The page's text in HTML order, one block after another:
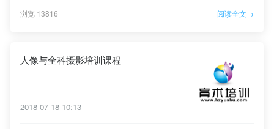
浏览 13816 阅读全文→
人像与全科摄影培训课程
2018-07-18 10:13